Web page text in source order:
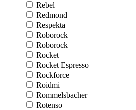
Rebel
Redmond
Respekta
Roborock
Roborock
Rocket
Rocket Espresso
Rockforce
Roidmi
Rommelsbacher
Rotenso